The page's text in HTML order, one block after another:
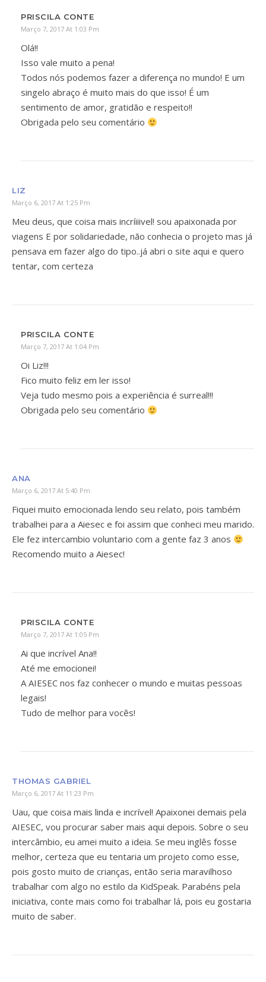
PRISCILA CONTE
Março 7, 2017 At 1:03 Pm
Olá!!
Isso vale muito a pena!
Todos nós podemos fazer a diferença no mundo! E um
singelo abraço é muito mais do que isso! É um
sentimento de amor, gratidão e respeito!!
Obrigada pelo seu comentário
LIZ
Março 6, 2017 At 1:25 Pm
Meu deus, que coisa mais incríiiivel! sou apaixonada por
viagens E por solidariedade, não conhecia o projeto mas já
pensava em fazer algo do tipo..já abri o site aqui e quero
tentar, com certeza
PRISCILA CONTE
Março 7, 2017 At 1:04 Pm
Oi Liz!!!
Fico muito feliz em ler isso!
Veja tudo mesmo pois a experiência é surreal!!!
Obrigada pelo seu comentário
ANA
Março 6, 2017 At 5:40 Pm
Fiquei muito emocionada lendo seu relato, pois também
trabalhei para a Aiesec e foi assim que conheci meu marido.
Ele fez intercambio voluntario com a gente faz 3 anos
Recomendo muito a Aiesec!
PRISCILA CONTE
Março 7, 2017 At 1:05 Pm
Ai que incrível Ana!!
Até me emocionei!
A AIESEC nos faz conhecer o mundo e muitas pessoas
legais!
Tudo de melhor para vocês!
THOMAS GABRIEL
Março 6, 2017 At 11:23 Pm
Uau, que coisa mais linda e incrível! Apaixonei demais pela
AIESEC, vou procurar saber mais aqui depois. Sobre o seu
intercâmbio, eu amei muito a ideia. Se meu inglês fosse
melhor, certeza que eu tentaria um projeto como esse,
pois gosto muito de crianças, então seria maravilhoso
trabalhar com algo no estilo da KidSpeak. Parabéns pela
iniciativa, conte mais como foi trabalhar lá, pois eu gostaria
muito de saber.